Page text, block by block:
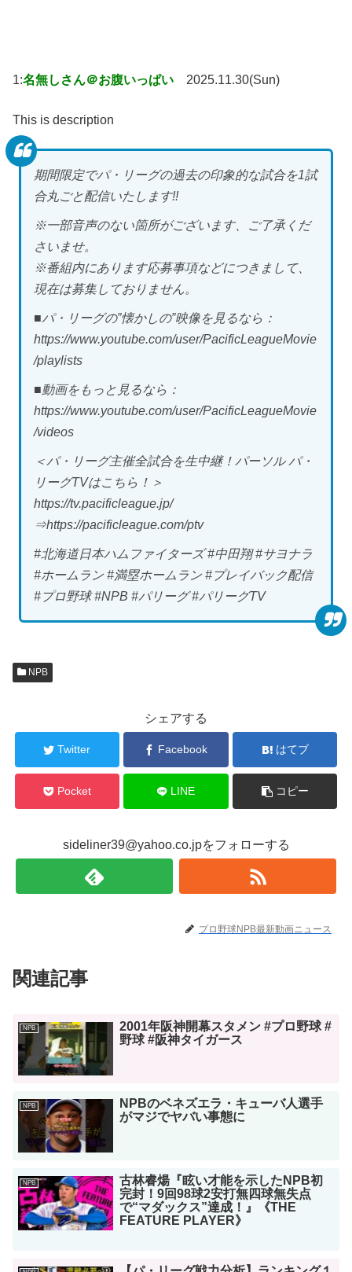
1:名無しさん＠お腹いっぱい 2025.11.30(Sun)
This is description
期間限定でパ・リーグの過去の印象的な試合を1試
合丸ごと配信いたします!!
※一部音声のない箇所がございます、ご了承くだ
さいませ。
※番組内にあります応募事項などにつきまして、
現在は募集しておりません。
■パ・リーグの”懐かしの”映像を見るなら：
https://www.youtube.com/user/PacificLeagueMovie
/playlists
■動画をもっと見るなら：
https://www.youtube.com/user/PacificLeagueMovie
/videos
＜パ・リーグ主催全試合を生中継！パーソル パ・
リーグTVはこちら！＞
https://tv.pacificleague.jp/
⇒https://pacificleague.com/ptv
#北海道日本ハムファイターズ #中田翔 #サヨナラ
#ホームラン #満塁ホームラン #プレイバック配信
#プロ野球 #NPB #パリーグ #パリーグTV
NPB
シェアする
Twitter Facebook はてブ
Pocket LINE コピー
sideliner39@yahoo.co.jpをフォローする
プロ野球NPB最新動画ニュース
関連記事
NPB
2001年阪神開幕スタメン #プロ野球 #
野球 #阪神タイガース
NPB
NPBのベネズエラ・キューバ人選手
がマジでヤバい事態に
NPB
古林睿煬『眩い才能を示したNPB初
完封！9回98球2安打無四球無失点
で“マダックス”達成！』《THE
FEATURE PLAYER》